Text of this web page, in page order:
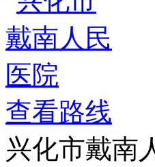
查看路线
兴化市戴南